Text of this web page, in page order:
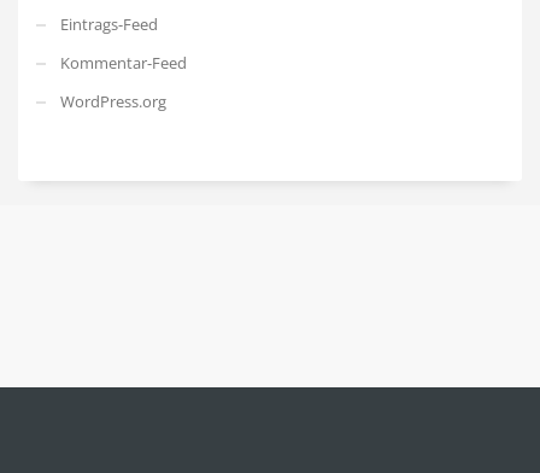
Eintrags-Feed
Kommentar-Feed
WordPress.org